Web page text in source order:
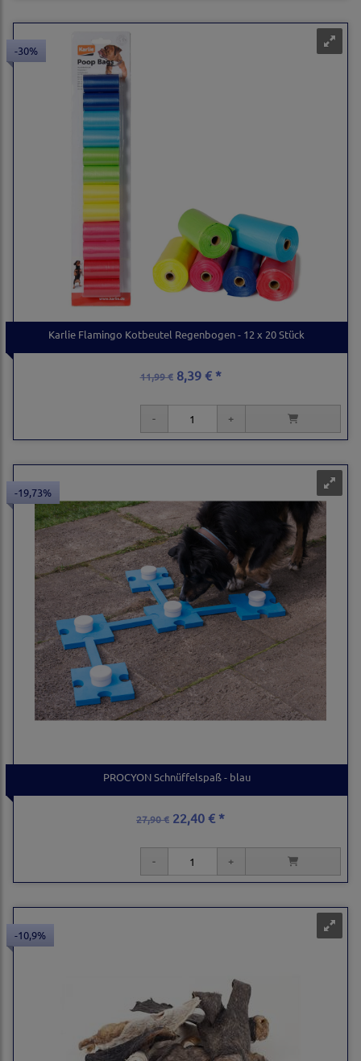
-30%
Karlie Flamingo Kotbeutel Regenbogen - 12 x 20 Stück
11,99 €8,39 € *
-19,73%
PROCYON Schnüffelspaß - blau
27,90 € 22,40 € *
-10,9%